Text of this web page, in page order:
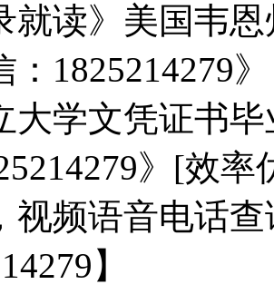
就读》美国韦
：1825214279
大学文凭证书
》[效
视频语音电话
】